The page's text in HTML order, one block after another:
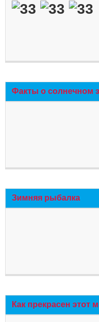
Факты о солнечном
Зимняя рыбалка
Как прекрасен этот